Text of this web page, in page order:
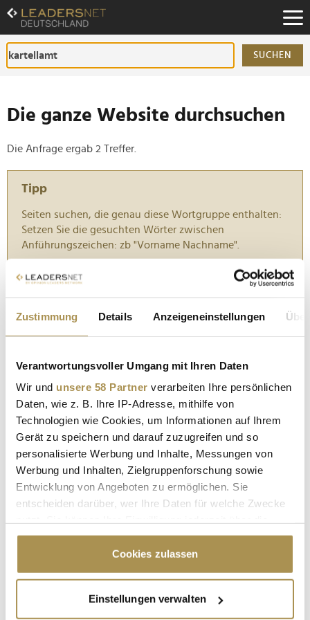
Zustimmung Details Anzeigeneinstellungen
Verantwortungsvoller Umgang mit Ihren Daten
Wir und unsere 58 Partner verarbeiten Ihre persönlichen
Daten, wie z. B. Ihre IP-Adresse, mithilfe von
Technologien wie Cookies, um Informationen auf Ihrem
Gerät zu speichern und darauf zuzugreifen und so
personalisierte Werbung und Inhalte, Messungen von
Werbung und Inhalten, Zielgruppenforschung sowie
Entwicklung von Angeboten zu ermöglichen. Sie
entscheiden darüber, wer Ihre Daten für welche Zwecke
Cookie-Erklärung oder durch Klicken auf das Privacy
Trigger Symbol ändern oder widerrufen
Informationen über Ihre geografische Lage
Cookies zulassen
Einstellungen verwalten
Zum
Inhalt
Zur
Fußzeilen-
Navigation
SUCHEN
Die ganze Website durchsuchen
Die Anfrage ergab 2 Treffer.
Tipp
Seiten suchen, die genau diese Wortgruppe enthalten:
Setzen Sie die gesuchten Wörter zwischen
Anführungszeichen: zb "Vorname Nachname".
Delivery Hero eine Geldstrafe in Höhe von rund 223 Millionen
Euro verhängt. Grund sind unerlaubte Absprachen mit dem
spanischen Konkurrenten Glovo. Auch Glovo muss zahlen –
knapp 106 Millionen Euro. Nach Angaben der Kommission
hatten beide...
Kartellamt prüft Deutsche Post und zwei ihrer
Mitbewerber
Ermittelt wird aufgrund möglicher
wettbewerbsbeschränkender Vereinbarungen im Bereich der
Briefkonsolidierungsleistungen. Am Donnerstag wurde vom
Bundeskartellamt ein Kartellverwaltungsverfahren gegen drei
deutsche Logistikunternehmen eingeleitet. Konkret wird
gegen die Deutsche Post InHaus Services...